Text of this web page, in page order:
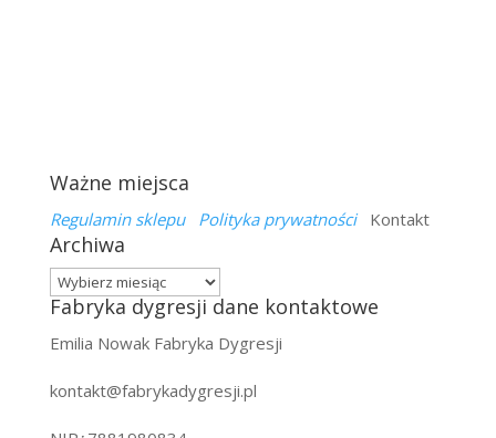
Ważne miejsca
Regulamin sklepu Polityka prywatnościKontakt
Archiwa
Archiwa
Fabryka dygresji dane kontaktowe
Emilia Nowak Fabryka Dygresji
kontakt@fabrykadygresji.pl